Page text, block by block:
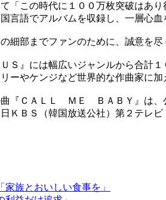
「この時代に１００万枚突破はあ
語でアルバムを収録し、一層心血
部までファンのために、誠意を尽
Ｓ』には幅広いジャンルから合
ーやケンジなど世界的な作曲家に
『ＣＡＬＬ ＭＥ ＢＡＢＹ』は
ＫＢＳ（韓国放送公社）第２テレ
族とおいしい食事を」